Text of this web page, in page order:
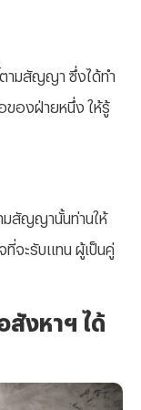
ตามสัญญา ซึ่งได้ทำ
ของฝ่ายหนึ่ง ให้รู้
มสัญญานั้นท่านให้
ที่จะรับแทน ผู้เป็นคู่
สังหาฯ ได้